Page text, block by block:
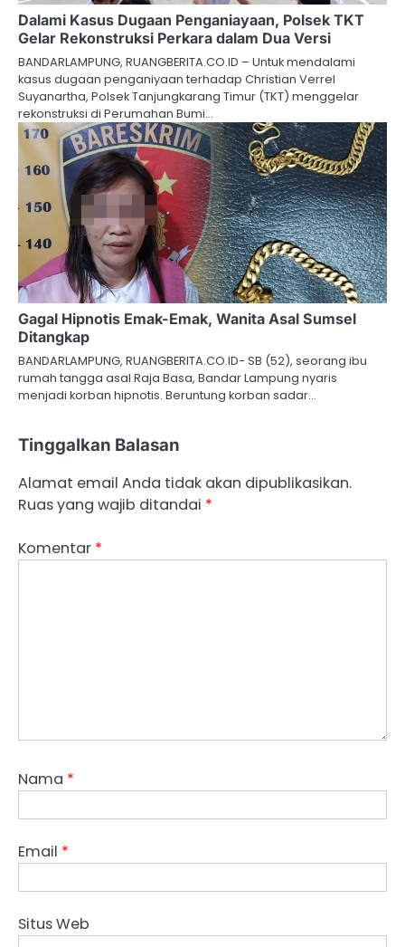
Dalami Kasus Dugaan Penganiayaan, Polsek TKT
Gelar Rekonstruksi Perkara dalam Dua Versi
BANDARLAMPUNG, RUANGBERITA.CO.ID – Untuk mendalami
kasus dugaan penganiyaan terhadap Christian Verrel
Suyanartha, Polsek Tanjungkarang Timur (TKT) menggelar
rekonstruksi di Perumahan Bumi…
Gagal Hipnotis Emak-Emak, Wanita Asal Sumsel
Ditangkap
BANDARLAMPUNG, RUANGBERITA.CO.ID- SB (52), seorang ibu
rumah tangga asal Raja Basa, Bandar Lampung nyaris
menjadi korban hipnotis. Beruntung korban sadar…
Tinggalkan Balasan
Alamat email Anda tidak akan dipublikasikan.
Ruas yang wajib ditandai *
Komentar *
Nama *
Email *
Situs Web